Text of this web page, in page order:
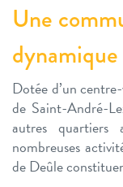
Une
dynamique
Dotée d’un
de Saint-André-
autres quartiers
nombreuses
de Deûle